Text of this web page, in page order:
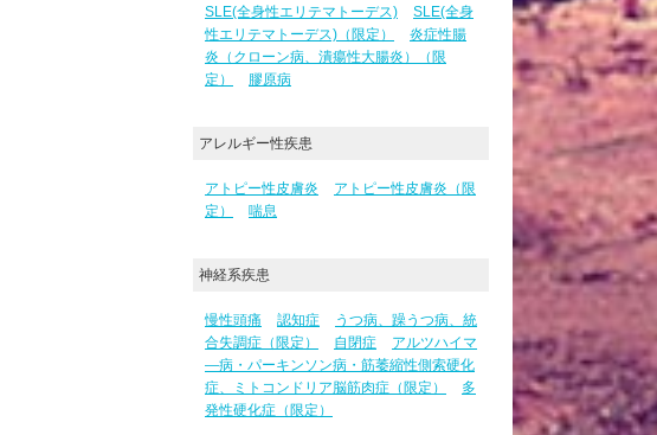
SLE(全身性エリテマトーデス)
SLE(全身
性エリテマトーデス)（限定）
炎症性腸
炎（クローン病、潰瘍性大腸炎）（限
定）
膠原病
アレルギー性疾患
アトピー性皮膚炎
アトピー性皮膚炎（限
定）
喘息
神経系疾患
慢性頭痛 認知症
うつ病、躁うつ病、統
合失調症（限定）
自閉症
アルツハイマ
―病・パーキンソン病・筋萎縮性側索硬化
症、ミトコンドリア脳筋肉症（限定）
多
発性硬化症（限定）